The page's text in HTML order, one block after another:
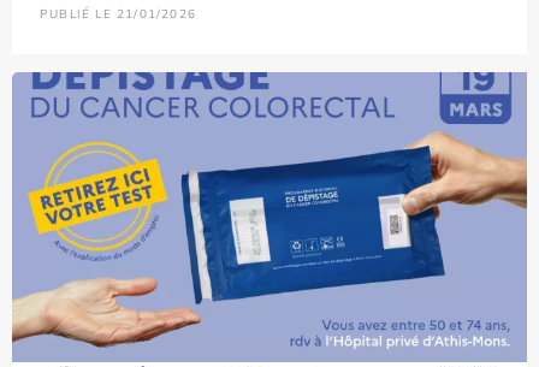
PUBLIÉ LE 21/01/2026